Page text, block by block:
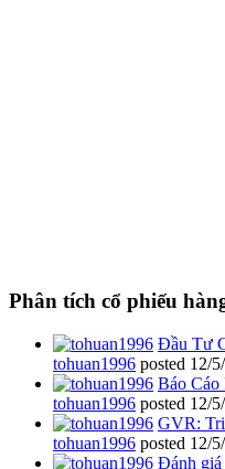
Phân tích cổ phiếu
Đầu Tư
tohuan1996 posted 12/
Báo Cáo
tohuan1996 posted 12/
GVR:
tohuan1996 posted 12/
Đánh giá